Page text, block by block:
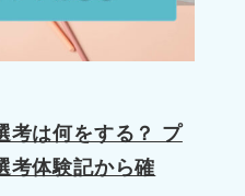
考は何をする？ プ
考体験記から確